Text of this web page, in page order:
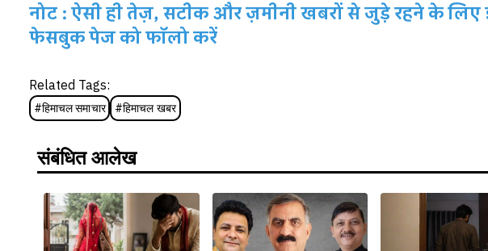
नोट : ऐसी ही तेज़, सटीक और ज़मीनी खबरों से जुड़े रहने के
फेसबुक पेज को फॉलो करें
Related Tags:
#हिमाचल समाचार #हिमाचल खबर
संबंधित आलेख